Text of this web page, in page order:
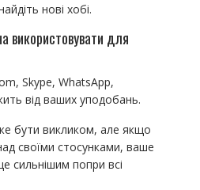
нові хобі.
використовувати для
Skype, WhatsApp,
від ваших уподобань.
бути викликом, але якщо
своїми стосунками, ваше
сильнішим попри всі